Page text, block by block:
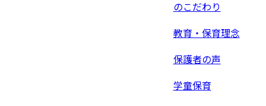
のこだわり
教育・保育理念
保護者の声
学童保育